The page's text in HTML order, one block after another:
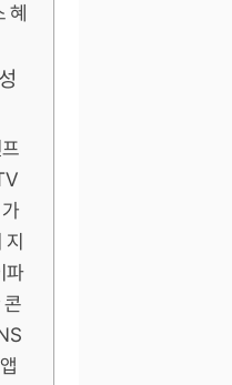
혜
파
콘